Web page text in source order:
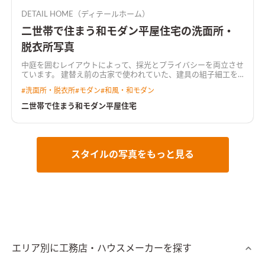
DETAIL HOME（ディテールホーム）
二世帯で住まう和モダン平屋住宅の洗面所・
脱衣所写真
中庭を囲むレイアウトによって、採光とプライバシーを両立させ
ています。 建替え前の古家で使われていた、建具の組子細工を
#洗面所・脱衣所#モダン#和風・和モダン
二世帯で住まう和モダン平屋住宅
スタイルの写真をもっと見る
エリア別に工務店・ハウスメーカーを探す